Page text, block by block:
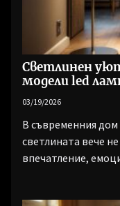
Светлинен
модели led
03/19/2026
В съвременния
светлината вече
впечатление,